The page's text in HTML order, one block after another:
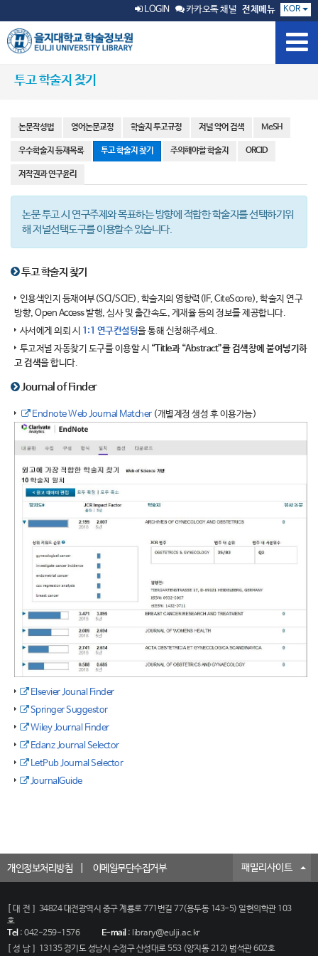
LOGIN 카카오톡 채널 전체메뉴 KOR
투고 학술지 찾기
논문작성법 영어논문교정 학술지 투고규정 저널 약어 검색 MeSH
우수학술지 등재목록 투고 학술지 찾기 주의해야할 학술지 ORCID
저작권과 연구윤리
논문 투고 시 연구주제와 목표하는 방향에 적합한 학술지를 선택하기위
해 저널선택도구를 이용할수 있습니다.
투고 학술지 찾기
인용색인지 등재여부(SCI/SCIE), 학술지의 영향력(IF, CiteScore), 학술지 연구
방향, Open Access 발행, 심사 및 출간속도, 게재율 등의 정보를 제공합니다.
사서에게 의뢰 시 1:1 연구컨설팅을 통해 신청해주세요.
투고저널 자동찾기 도구를 이용할 시 “Title과 “Abstract”를 검색창에 붙여넣기하
고 검색을 합니다.
Journal of Finder
Endnote Web Journal Matcher(개별계정 생성 후 이용가능)
Elsevier Jounal Finder
Springer Suggestor
Wiley Journal Finder
Edanz Journal Selector
LetPub Journal Selector
JournalGuide
개인정보처리방침 이메일무단수집거부 패밀리사이트
[대전]
34824 대전광역시 중구 계룡로 771번길 77(용두동 143-5) 일현의학관 103
호
Tel: 042-259-1576 E-mail: library@eulji.ac.kr
[성남]
13135 경기도 성남시 수정구 산성대로 553 (양지동 212) 범석관 602호